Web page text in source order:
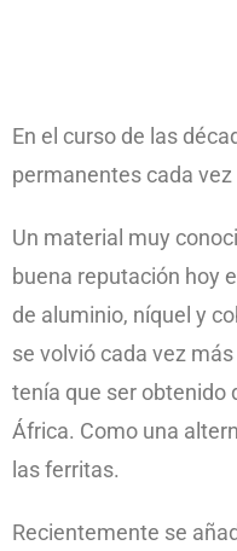
En el curso de las
permanentes cada
Un material muy
buena reputación hoy
de aluminio, níquel y
se volvió cada vez
tenía que ser obtenido
África. Como una
las ferritas.
Recientemente se